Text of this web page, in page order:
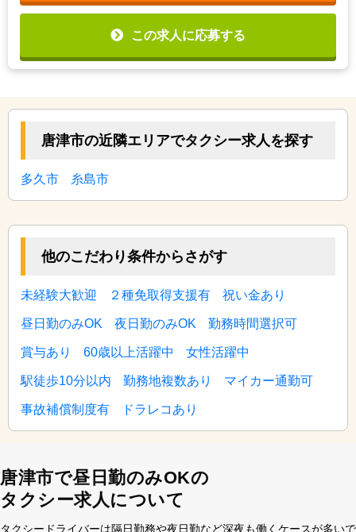
この求人に応募する
唐津市の近隣エリアでタクシー求人を探す
多久市 糸島市
他のこだわり条件からさがす
未経験大歓迎 ２種免取得支援有 祝い金あり
昼日勤のみOK 夜日勤のみOK 勤務時間選択可
賞与あり 60歳以上活躍中 女性活躍中
駅徒歩10分以内 勤務地複数あり マイカー通勤可
事故補償制度有 ドラレコあり
唐津市で昼日勤のみOKの
タクシー求人について
タクシードライバーは隔⽇勤務や夜⽇勤など深夜も働くケースが多いで